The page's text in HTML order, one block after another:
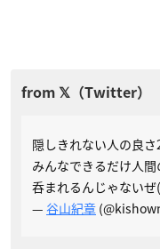
隠しきれない人の良
みんなできるだけ人
呑まれるんじゃない
— 谷山紀章